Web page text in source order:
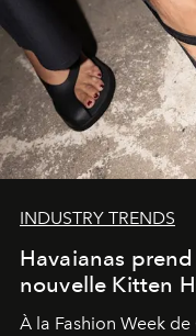
INDUSTRY TRENDS
Havaianas
nouvelle Kitten
À la Fashion Week